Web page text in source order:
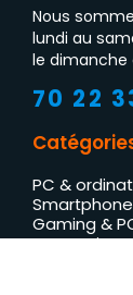
Nous
lundi au
le dimanche
70 22
PC &
Gaming &
Impression